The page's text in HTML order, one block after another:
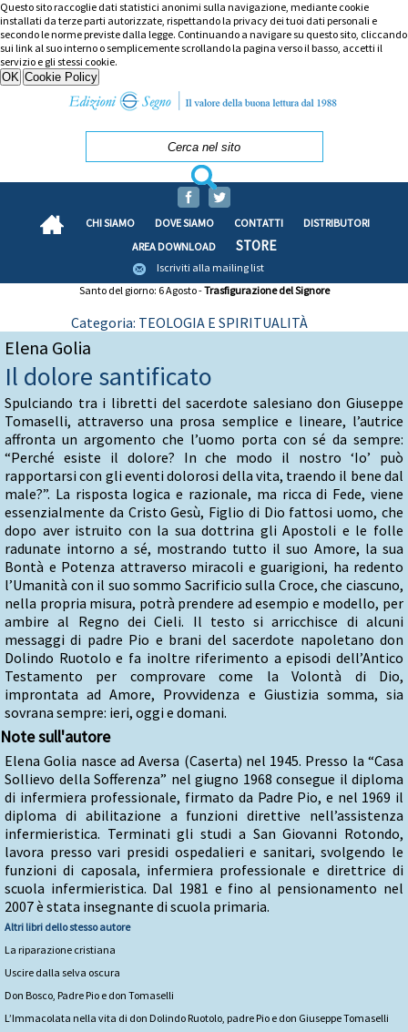
Questo sito raccoglie dati statistici anonimi sulla navigazione, mediante cookie
installati da terze parti autorizzate, rispettando la privacy dei tuoi dati personali e
secondo le norme previste dalla legge. Continuando a navigare su questo sito, cliccando
sui link al suo interno o semplicemente scrollando la pagina verso il basso, accetti il
servizio e gli stessi cookie.
CHI SIAMO DOVE SIAMO CONTATTI
DISTRIBUTORI
AREA DOWNLOAD
STORE
Iscriviti alla mailing list
Santo del giorno: 6 Agosto -Trasfigurazione del Signore
Categoria: TEOLOGIA E SPIRITUALITÀ
Elena Golia
Il dolore santificato
Spulciando tra i libretti del sacerdote salesiano don Giuseppe
Tomaselli, attraverso una prosa semplice e lineare, l’autrice
affronta un argomento che l’uomo porta con sé da sempre:
“Perché esiste il dolore? In che modo il nostro ‘Io’ può
rapportarsi con gli eventi dolorosi della vita, traendo il bene dal
male?”. La risposta logica e razionale, ma ricca di Fede, viene
essenzialmente da Cristo Gesù, Figlio di Dio fattosi uomo, che
dopo aver istruito con la sua dottrina gli Apostoli e le folle
radunate intorno a sé, mostrando tutto il suo Amore, la sua
Bontà e Potenza attraverso miracoli e guarigioni, ha redento
l’Umanità con il suo sommo Sacrificio sulla Croce, che ciascuno,
nella propria misura, potrà prendere ad esempio e modello, per
ambire al Regno dei Cieli. Il testo si arricchisce di alcuni
messaggi di padre Pio e brani del sacerdote napoletano don
Dolindo Ruotolo e fa inoltre riferimento a episodi dell’Antico
Testamento per comprovare come la Volontà di Dio,
improntata ad Amore, Provvidenza e Giustizia somma, sia
sovrana sempre: ieri, oggi e domani.
Note sull'autore
Elena Golia nasce ad Aversa (Caserta) nel 1945. Presso la “Casa
Sollievo della Sofferenza” nel giugno 1968 consegue il diploma
di infermiera professionale, firmato da Padre Pio, e nel 1969 il
diploma di abilitazione a funzioni direttive nell’assistenza
infermieristica. Terminati gli studi a San Giovanni Rotondo,
lavora presso vari presidi ospedalieri e sanitari, svolgendo le
funzioni di caposala, infermiera professionale e direttrice di
scuola infermieristica. Dal 1981 e fino al pensionamento nel
2007 è stata insegnante di scuola primaria.
Altri libri dello stesso autore
La riparazione cristiana
Uscire dalla selva oscura
Don Bosco, Padre Pio e don Tomaselli
L’Immacolata nella vita di don Dolindo Ruotolo, padre Pio e don Giuseppe Tomaselli